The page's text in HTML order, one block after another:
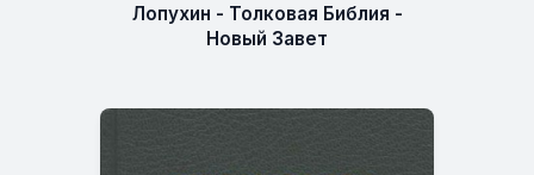
Лопухин - Толковая Библия -
Новый Завет